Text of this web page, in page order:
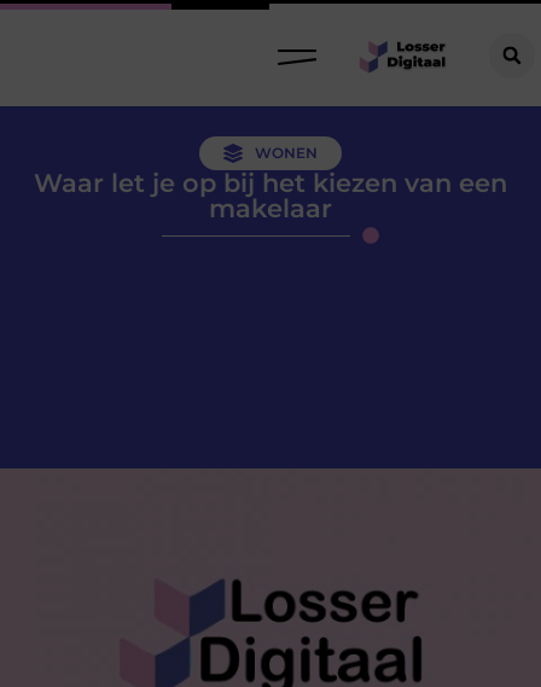
WONEN
Waar let je op bij het kiezen van een
makelaar